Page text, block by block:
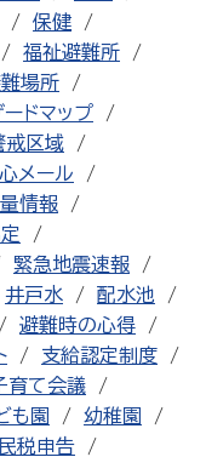
保健
福祉避難所
場所
ドマップ
戒区域
メール
情報
緊急地震速報
井戸水
配水池
避難時の心得
支給認定制度
育て会議
も園
幼稚園
税申告